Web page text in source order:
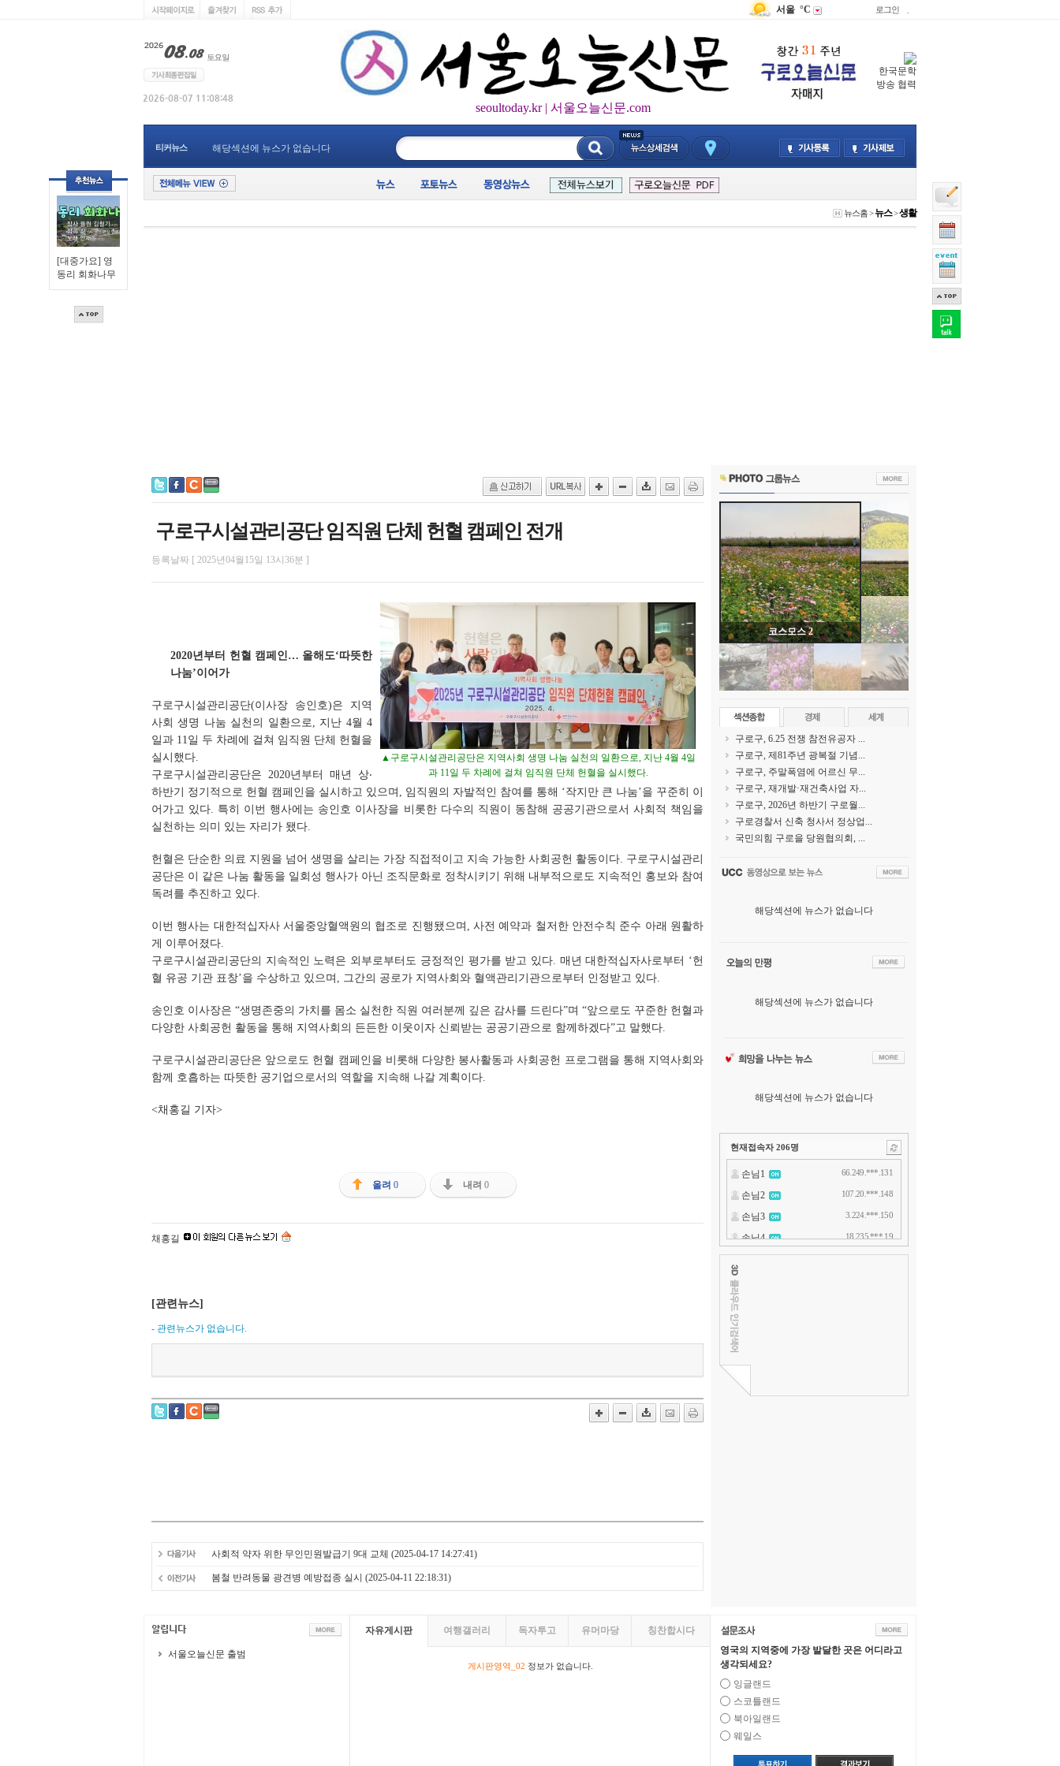
[대중가요] 영
동리 회화나무
서울 °C 로그인
seoultoday.kr | 서울오늘신문.com
한국문학
방송 협력
티커뉴스 해당섹션에 뉴스가 없습니다
뉴스홈>뉴스>생활
구로구시설관리공단 임직원 단체 헌혈 캠페인 전개
등록날짜 [ 2025년04월15일 13시36분 ]
▲구로구시설관리공단은 지역사회 생명 나눔 실천의 일환으로, 지난 4월 4일
과 11일 두 차례에 걸쳐 임직원 단체 헌혈을 실시했다.
2020년부터 헌혈 캠페인… 올해도‘따뜻한
나눔’이어가
구로구시설관리공단(이사장 송인호)은 지역
사회 생명 나눔 실천의 일환으로, 지난 4월 4
일과 11일 두 차례에 걸쳐 임직원 단체 헌혈을
실시했다.
구로구시설관리공단은 2020년부터 매년 상‧
하반기 정기적으로 헌혈 캠페인을 실시하고 있으며, 임직원의 자발적인 참여를 통해 ‘작지만 큰 나눔’을 꾸준히 이
어가고 있다. 특히 이번 행사에는 송인호 이사장을 비롯한 다수의 직원이 동참해 공공기관으로서 사회적 책임을
실천하는 의미 있는 자리가 됐다.
헌혈은 단순한 의료 지원을 넘어 생명을 살리는 가장 직접적이고 지속 가능한 사회공헌 활동이다. 구로구시설관리
공단은 이 같은 나눔 활동을 일회성 행사가 아닌 조직문화로 정착시키기 위해 내부적으로도 지속적인 홍보와 참여
독려를 추진하고 있다.
이번 행사는 대한적십자사 서울중앙혈액원의 협조로 진행됐으며, 사전 예약과 철저한 안전수칙 준수 아래 원활하
게 이루어졌다.
구로구시설관리공단의 지속적인 노력은 외부로부터도 긍정적인 평가를 받고 있다. 매년 대한적십자사로부터 ‘헌
혈 유공 기관 표창’을 수상하고 있으며, 그간의 공로가 지역사회와 혈액관리기관으로부터 인정받고 있다.
송인호 이사장은 “생명존중의 가치를 몸소 실천한 직원 여러분께 깊은 감사를 드린다”며 “앞으로도 꾸준한 헌혈과
다양한 사회공헌 활동을 통해 지역사회의 든든한 이웃이자 신뢰받는 공공기관으로 함께하겠다”고 말했다.
구로구시설관리공단은 앞으로도 헌혈 캠페인을 비롯해 다양한 봉사활동과 사회공헌 프로그램을 통해 지역사회와
함께 호흡하는 따뜻한 공기업으로서의 역할을 지속해 나갈 계획이다.
<채홍길 기자>
올려 0 내려 0
채홍길
[관련뉴스]
- 관련뉴스가 없습니다.
사회적 약자 위한 무인민원발급기 9대 교체 (2025-04-17 14:27:41)
봄철 반려동물 광견병 예방접종 실시 (2025-04-11 22:18:31)
코스모스 2
구로구, 6.25 전쟁 참전유공자 ...
구로구, 제81주년 광복절 기념...
구로구, 주말폭염에 어르신 무...
구로구, 재개발·재건축사업 자...
구로구, 2026년 하반기 구로월...
구로경찰서 신축 청사서 정상업...
국민의힘 구로을 당원협의회, ...
해당섹션에 뉴스가 없습니다
해당섹션에 뉴스가 없습니다
해당섹션에 뉴스가 없습니다
현재접속자 206명
서울오늘신문 출범
자유게시판 여행갤러리 독자투고 유머마당 칭찬합시다
게시판영역_02 정보가 없습니다.
영국의 지역중에 가장 발달한 곳은 어디라고
생각되세요?
잉글랜드
스코틀랜드
북아일랜드
웨일스